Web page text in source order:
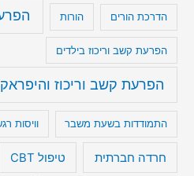
הדרכת הורים הורות
הפרעת קשב וריכוז בילדים
הפרעת קשב וריכוז
התמודדות בשעת משבר וויסות
חרדה חברתית טיפול CBT